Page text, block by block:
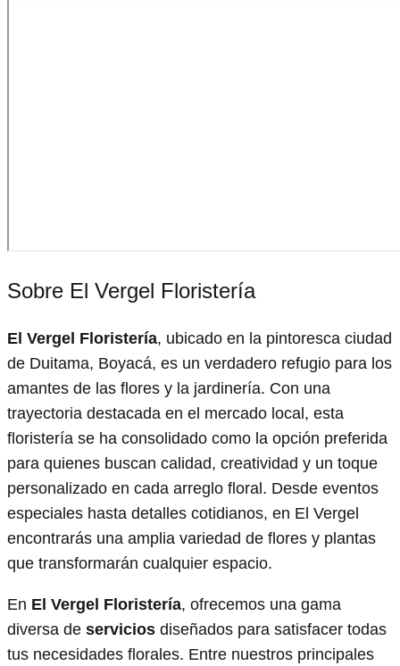
Sobre El Vergel Floristería
El Vergel Floristería, ubicado en la pintoresca ciudad
de Duitama, Boyacá, es un verdadero refugio para los
amantes de las flores y la jardinería. Con una
trayectoria destacada en el mercado local, esta
floristería se ha consolidado como la opción preferida
para quienes buscan calidad, creatividad y un toque
personalizado en cada arreglo floral. Desde eventos
especiales hasta detalles cotidianos, en El Vergel
encontrarás una amplia variedad de flores y plantas
que transformarán cualquier espacio.
En El Vergel Floristería, ofrecemos una gama
diversa de servicios diseñados para satisfacer todas
tus necesidades florales. Entre nuestros principales